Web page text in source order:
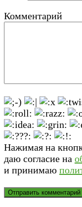
Комментарий
Нажимая на
даю согласие на
и принимаю